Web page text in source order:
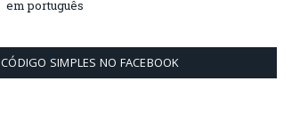
em português
CÓDIGO SIMPLES NO FACEBOOK